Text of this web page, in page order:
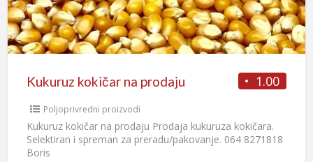
1.00
Kukuruz kokičar na prodaju
Poljoprivredni proizvodi
Kukuruz kokičar na prodaju Prodaja kukuruza kokičara.
Selektiran i spreman za preradu/pakovanje. 064 8271818
Boris